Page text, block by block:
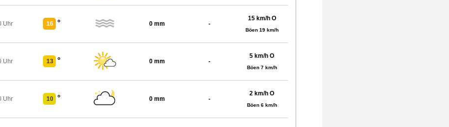
Uhr 16 ° 0 mm -
15 km/h O
Böen 19 km/h
Uhr 13 ° 0 mm -
5 km/h O
Böen 7 km/h
Uhr 10 ° 0 mm -
2 km/h O
Böen 6 km/h